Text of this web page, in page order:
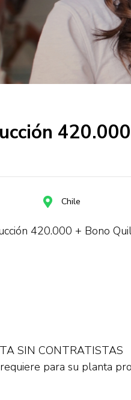
Chile
420.000 + Bono
SIN CONTRATISTAS
para su planta